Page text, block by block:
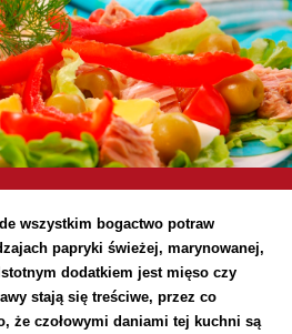
wszystkim bogactwo potraw
papryki świeżej, marynowanej,
dodatkiem jest mięso czy
stają się treściwe, przez co
że czołowymi daniami tej kuchni są